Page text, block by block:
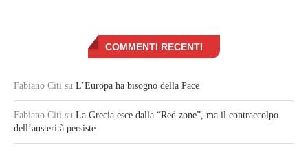
COMMENTI RECENTI
Fabiano Citi su L’Europa ha bisogno della Pace
Fabiano Citi su La Grecia esce dalla “Red zone”, ma il contraccolpo
dell’austerità persiste